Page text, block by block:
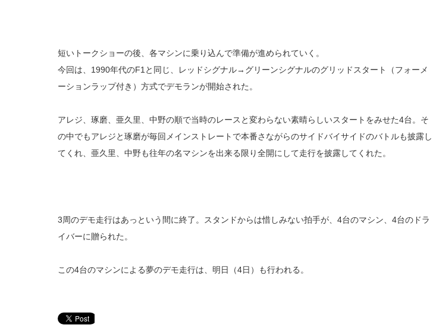
短いトークショーの後、各マシンに乗り込んで準備が進められていく。
今回は、1990年代のF1と同じ、レッドシグナル→グリーンシグナルのグリッドスタート（フォーメ
ーションラップ付き）方式でデモランが開始された。
アレジ、琢磨、亜久里、中野の順で当時のレースと変わらない素晴らしいスタートをみせた4台。そ
の中でもアレジと琢磨が毎回メインストレートで本番さながらのサイドバイサイドのバトルも披露し
てくれ、亜久里、中野も往年の名マシンを出来る限り全開にして走行を披露してくれた。
3周のデモ走行はあっという間に終了。スタンドからは惜しみない拍手が、4台のマシン、4台のドラ
イバーに贈られた。
この4台のマシンによる夢のデモ走行は、明日（4日）も行われる。